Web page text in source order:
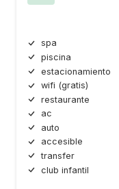
spa
piscina
estacionamiento
wifi (gratis)
restaurante
ac
auto
accesible
transfer
club infantil